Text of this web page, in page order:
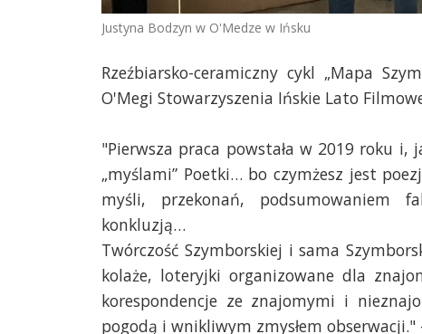
Justyna Bodzyn w O'Medze w Ińsku
Rzeźbiarsko-ceramiczny cykl „Mapa
O'Megi Stowarzyszenia Ińskie Lato
"Pierwsza praca powstała w 2019 roku i,
„myślami” Poetki… bo czymżesz jest
myśli, przekonań, podsumowaniem
konkluzją…
Twórczość Szymborskiej i sama
kolaże, loteryjki organizowane dla
korespondencje ze znajomymi i
pogodą i wnikliwym zmysłem